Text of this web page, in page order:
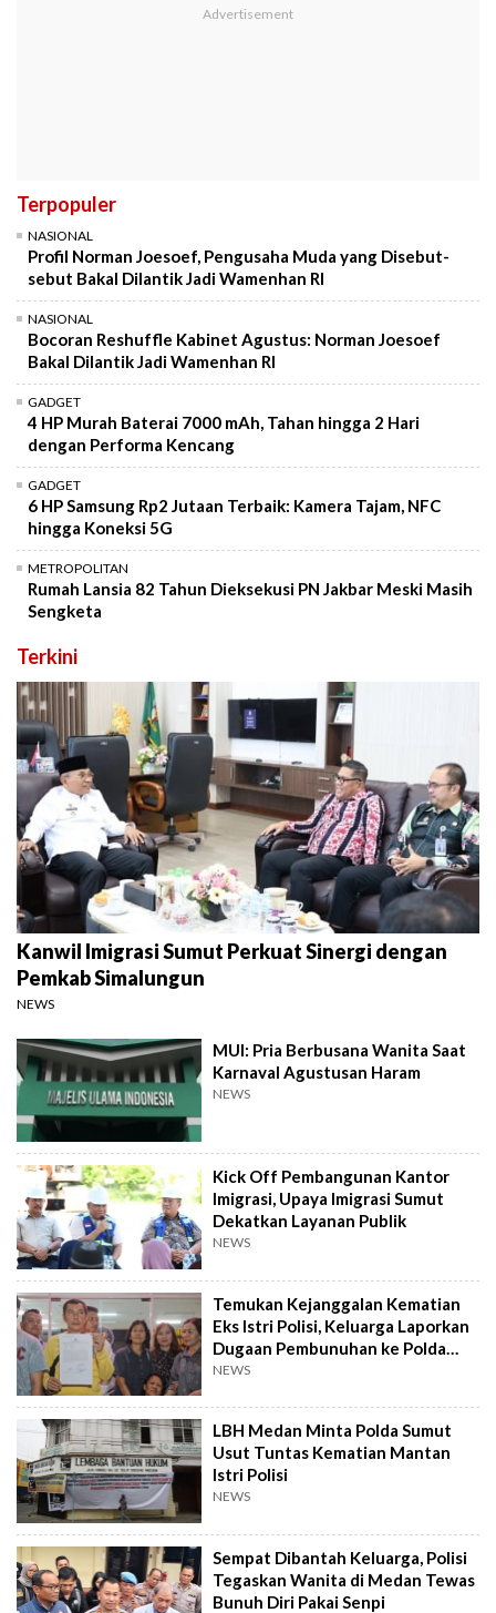
Terpopuler
NASIONAL
Profil Norman Joesoef, Pengusaha Muda yang Disebut-
sebut Bakal Dilantik Jadi Wamenhan RI
NASIONAL
Bocoran Reshuffle Kabinet Agustus: Norman Joesoef
Bakal Dilantik Jadi Wamenhan RI
GADGET
4 HP Murah Baterai 7000 mAh, Tahan hingga 2 Hari
dengan Performa Kencang
GADGET
6 HP Samsung Rp2 Jutaan Terbaik: Kamera Tajam, NFC
hingga Koneksi 5G
METROPOLITAN
Rumah Lansia 82 Tahun Dieksekusi PN Jakbar Meski Masih
Sengketa
Terkini
Kanwil Imigrasi Sumut Perkuat Sinergi dengan
Pemkab Simalungun
NEWS
MUI: Pria Berbusana Wanita Saat
Karnaval Agustusan Haram
NEWS
Kick Off Pembangunan Kantor
Imigrasi, Upaya Imigrasi Sumut
Dekatkan Layanan Publik
NEWS
Temukan Kejanggalan Kematian
Eks Istri Polisi, Keluarga Laporkan
Dugaan Pembunuhan ke Polda
Sumut
NEWS
LBH Medan Minta Polda Sumut
Usut Tuntas Kematian Mantan
Istri Polisi
NEWS
Sempat Dibantah Keluarga, Polisi
Tegaskan Wanita di Medan Tewas
Bunuh Diri Pakai Senpi